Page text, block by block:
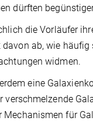
dürften
die Vorläufer
ab, wie
widmen.
eine
für